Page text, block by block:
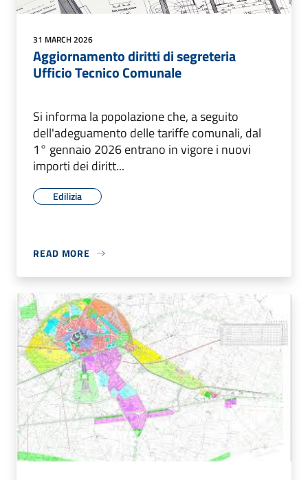
31 MARCH 2026
Aggiornamento diritti di segreteria
Ufficio Tecnico Comunale
Si informa la popolazione che, a seguito
dell'adeguamento delle tariffe comunali, dal
1° gennaio 2026 entrano in vigore i nuovi
importi dei diritt...
Edilizia
READ MORE